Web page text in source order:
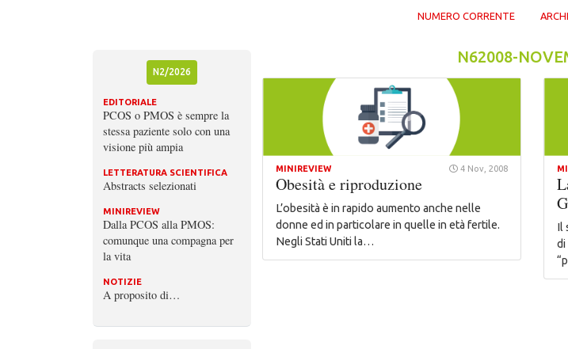
NUMERO CORRENTE
N2/2026
EDITORIALE
PCOS o PMOS è sempre la
stessa paziente solo con una
visione più ampia
LETTERATURA SCIENTIFICA
Abstracts selezionati
MINIREVIEW
Dalla PCOS alla PMOS:
comunque una compagna per
la vita
NOTIZIE
A proposito di…
N62008-
MINIREVIEW 4 Nov, 2008
Obesità e riproduzione
L’obesità è in rapido aumento anche nelle
donne ed in particolare in quelle in età fertile.
Negli Stati Uniti la…
Il
di